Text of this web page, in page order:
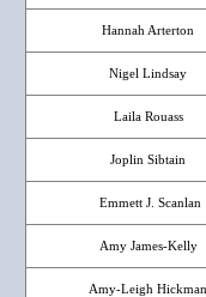
Hannah Arterton
Nigel Lindsay
Laila Rouass
Joplin Sibtain
Emmett J. Scanlan
Amy James-Kelly
Amy-Leigh Hickman